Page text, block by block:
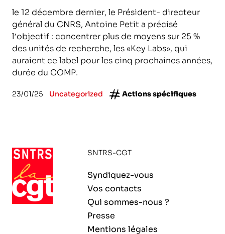
le 12 décembre dernier, le Président- directeur
général du CNRS, Antoine Petit a précisé
l’objectif : concentrer plus de moyens sur 25 %
des unités de recherche, les «Key Labs», qui
auraient ce label pour les cinq prochaines années,
durée du COMP.
23/01/25 Uncategorized Actions spécifiques
SNTRS-CGT
Syndiquez-vous
Vos contacts
Qui sommes-nous ?
Presse
Mentions légales